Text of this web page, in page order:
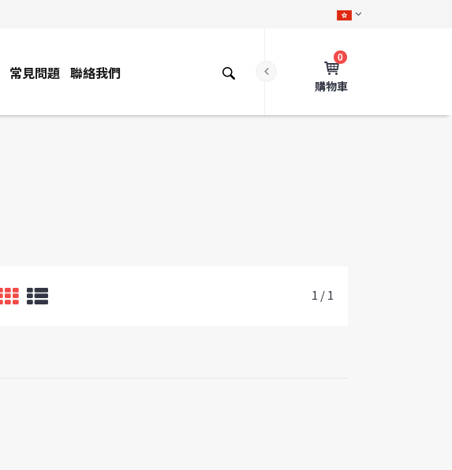
0
購物車
常見問題 聯絡我們
1 / 1